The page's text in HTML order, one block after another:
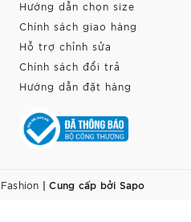
Hướng dẫn chọn size
Chính sách giao hàng
Hỗ trợ chỉnh sửa
Chính sách đổi trả
Hướng dẫn đặt hàng
| Cung cấp bởi Sapo